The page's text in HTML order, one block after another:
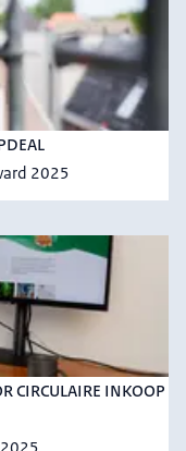
2025
CIRCULAIRE INKOOP